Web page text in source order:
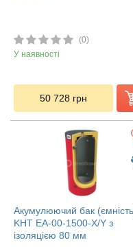
(0)
У наявності
50 728 грн
Акумулюючий бак
KHT ЕА-00-1500-X/Y з
ізоляцією 80 мм